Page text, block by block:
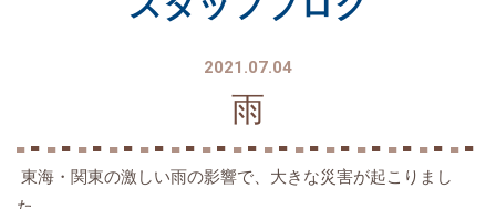
2021.07.04
雨
東海・関東の激しい雨の影響で、大きな災害が起こりまし